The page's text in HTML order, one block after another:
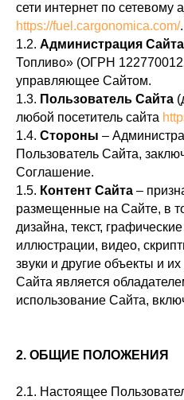
сети интернет по сетевому
https://fuel.cargonomica.com/.
1.2. Администрация Сайта
Топливо» (ОГРН
управляющее Сайтом.
1.3. Пользователь Сайта
любой посетитель сайта
1.4. Стороны –
Пользователь Сайта,
Соглашение.
1.5. Контент Сайта –
размещенные на Сайте, в
дизайна, текст,
иллюстрации, видео,
звуки и другие объекты и
Сайта является
использование Сайта,
2. ОБЩИЕ ПОЛОЖЕНИЯ
2.1. Настоящее